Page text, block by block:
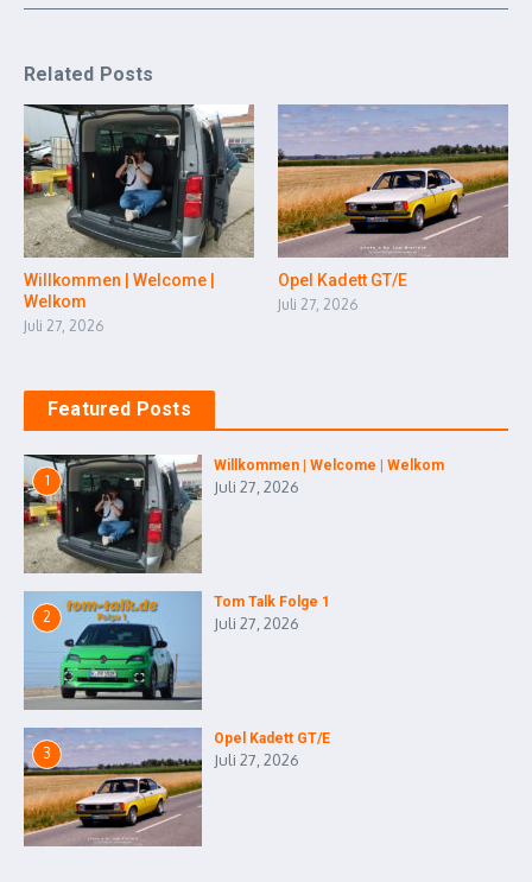
Related Posts
Willkommen | Welcome |
Welkom
Juli 27, 2026
Opel Kadett GT/E
Juli 27, 2026
Featured Posts
1
Willkommen | Welcome | Welkom
Juli 27, 2026
2
Tom Talk Folge 1
Juli 27, 2026
3
Opel Kadett GT/E
Juli 27, 2026